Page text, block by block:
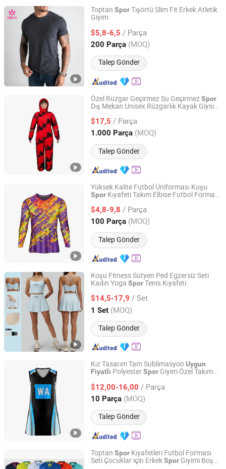
Toptan SporTişörtü Slim Fit Erkek Atletik
Giyim
$5,8-6,5 / Parça
200 Parça (MOQ)
Talep Gönder
Dongguan Humen Hucai Garment Co., Ltd.
Guangdong, China Fiyat 2019
Özel Rüzgar Geçirmez Su GeçirmezSpor
Dış Mekan Unisex Rüzgarlık Kayak Giysisi
$17,5 / Parça
1.000 Parça (MOQ)
Talep Gönder
Great Wall Products Mfg., Ltd.
Fujian, China Fiyat 2023
Yüksek Kalite Futbol Üniforması Koşu
Spor Kıyafeti Takım Elbise Futbol Forması
$4,8-9,8 / Parça
100 Parça (MOQ)
Talep Gönder
GANZHOU BESTEAM INTERNATIONAL CO.,LTD
Jiangxi, China Fiyat 2025
Koşu Fitness Sütyen Ped Egzersiz Seti
Kadın Yoga SporTenis Kıyafeti
$14,5-17,9 / Set
1 Set (MOQ)
Talep Gönder
Xiamen Joyful Garment Co., Ltd.
Fujian, China Fiyat 2022
Kız Tasarım Tam Sublimasyon Uygun
Fiyatlı PolyesterSpor Giyim Özel Takım
SporAtlet
$12,00-16,00 / Parça
10 Parça (MOQ)
Talep Gönder
Guangzhou Inly Sporting Goods Co., Ltd.
Guangdong, China Fiyat 2022
Toptan Spor Kıyafetleri Futbol Forması
Seti Çocuklar için ErkekSpor Giyimi Boş
Hefei Topmate Trading Co., Ltd.